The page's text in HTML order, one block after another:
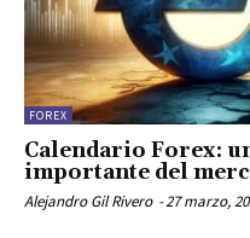
FOREX
Calendario Forex:
importante del
Alejandro Gil Rivero -27 marzo,